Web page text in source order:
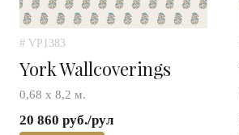
# VP1383
York Wallcoverings
0,68 х 8,2 м.
20 860 руб./рул